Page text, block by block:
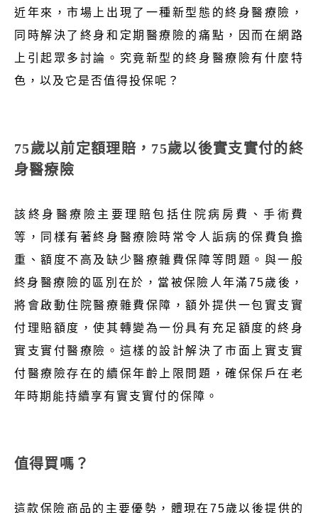
近年來，市場上出現了一種新型態的終身醫療險，
同時解決了終身和定期醫療險的痛點，因而在網路
上引起眾多討論。究竟新型的終身醫療險有什麼特
色，以及它是否值得投保呢？
75歲以前定額理賠，75歲以後實支實付的終
身醫療險
該終身醫療險主要理賠包括住院病房費、手術費
等，同樣有著終身醫療險時常令人詬病的保費負擔
重、額度不高及缺少醫療雜費保障等問題。與一般
終身醫療險的區別在於，當被保險人年滿75歲後，
將會啟動住院醫療雜費保障，額外提供一包實支實
付理賠額度，使其轉變為一份具有充足額度的終身
實支實付醫療險。這樣的設計解決了市面上實支實
付醫療險存在的續保年齡上限問題，確保保戶在老
年時期能持續享有實支實付的保障。
值得買嗎？
這款保險商品的主要優勢，體現在75歲以後提供的